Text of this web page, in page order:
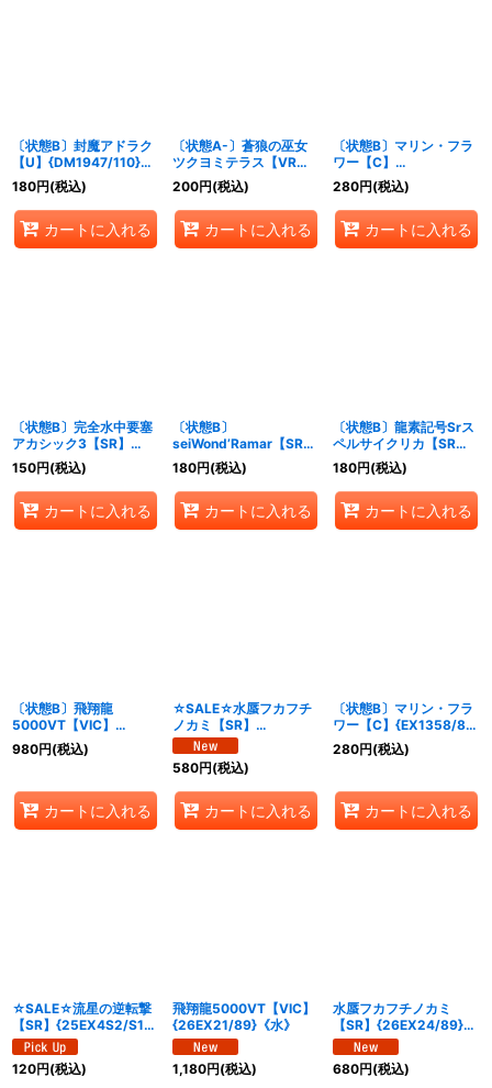
〔状態B〕封魔アドラク
【U】{DM1947/110}
《水》
180円(税込)
カートに入れる
〔状態A-〕蒼狼の巫女
ツクヨミテラス【VR】
{24EX227/100}《水》
200円(税込)
カートに入れる
〔状態B〕マリン・フラ
ワー【C】
{DMR1770/94}《水》
280円(税込)
カートに入れる
〔状態B〕完全水中要塞
アカシック3【SR】
{25EX2超5/超50}
《水》
150円(税込)
カートに入れる
〔状態B〕
seiWond’Ramar【SR】
{24RP1S4/S10}《水》
180円(税込)
カートに入れる
〔状態B〕龍素記号Srス
ペルサイクリカ【SR】
{23EX28/112}《水》
180円(税込)
カートに入れる
〔状態B〕飛翔龍
5000VT【VIC】
{26EX21/89}《水》
980円(税込)
カートに入れる
☆SALE☆水蜃フカフチ
ノカミ【SR】
{26EX24/89}《水》
580円(税込)
カートに入れる
〔状態B〕マリン・フラ
ワー【C】{EX1358/84}
《水》
280円(税込)
カートに入れる
☆SALE☆流星の逆転撃
【SR】{25EX4S2/S15}
《水》
120円(税込)
飛翔龍5000VT【VIC】
{26EX21/89}《水》
1,180円(税込)
水蜃フカフチノカミ
【SR】{26EX24/89}
《水》
680円(税込)